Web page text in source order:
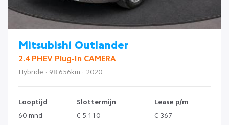
Mitsubishi Outlander
2.4 PHEV Plug-In CAMERA
Hybride · 98.656km · 2020
Looptijd Slottermijn
Lease p/m
60 mnd
€ 5.110
€ 367